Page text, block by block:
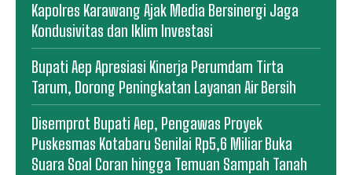
Kapolres Karawang Ajak Media Bersinergi Jaga
Kondusivitas dan Iklim Investasi
Bupati Aep Apresiasi Kinerja Perumdam Tirta
Tarum, Dorong Peningkatan Layanan Air Bersih
Disemprot Bupati Aep, Pengawas Proyek
Puskesmas Kotabaru Senilai Rp5,6 Miliar Buka
Suara Soal Coran hingga Temuan Sampah Tanah